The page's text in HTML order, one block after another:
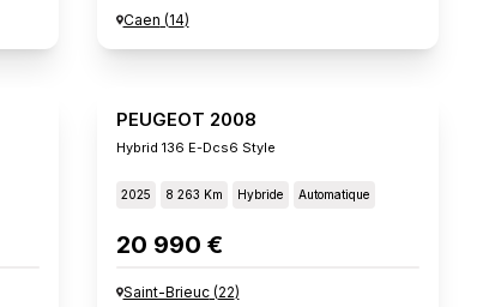
Caen (14)
PEUGEOT 2008
Hybrid 136 E-Dcs6 Style
2025 8 263 Km Hybride Automatique
20 990 €
Saint-Brieuc(22)